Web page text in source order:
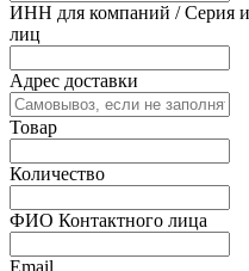
ИНН для компаний / Серия и
лиц
Адрес доставки
Товар
Количество
ФИО Контактного лица
Email